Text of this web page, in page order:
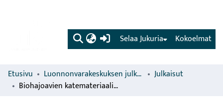
(current) Kokoelmat
Selaa Jukuria
Etusivu Luonnonvarakeskuksen julkaisut
Julkaisut
Biohajoavien katemateriaalien kehittely marjan- ja vihannesviljelyyn